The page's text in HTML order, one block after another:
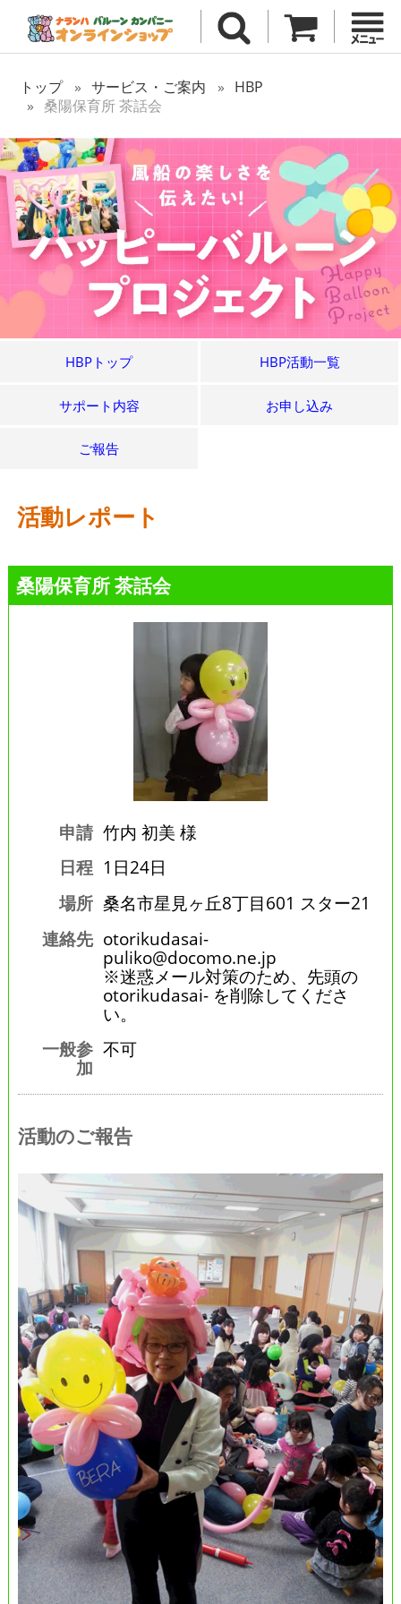
トップ サービス・ご案内
HBP
桑陽保育所 茶話会
HBPトップ HBP活動一覧
サポート内容 お申し込み
ご報告
活動レポート
桑陽保育所 茶話会
申請 竹内 初美 様
日程 1日24日
場所 桑名市星見ヶ丘8丁目601 スター21
連絡先 otorikudasai-
puliko@docomo.ne.jp
※迷惑メール対策のため、先頭の
otorikudasai- を削除してくださ
い。
一般参
加
不可
活動のご報告